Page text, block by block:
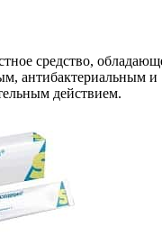
средство,
антибактериальным и
действием.